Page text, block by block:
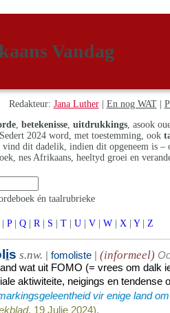
Vandag
Redakteur: Jana Luther| En nog WAT|
betekenisse uitdrukkings , asook
2024 word, met toestemming, ook
dit dadelik, indien dit opgeneem is
nes Afrikaans, heeltyd groei en
én taalrubrieke
| P | Q | R | S | T | U | V | W | X | Y | Z
is s.nw. |fomoliste | (informeel)
wat uit FOMO (= vrees om dalk
aktiwiteite, neigings en tendense
vir enige land
, 19 Julie 2024).